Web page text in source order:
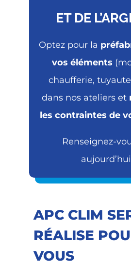
ET DE
Optez pour la
vos éléments
chaufferie,
dans nos ateliers et
les contraintes de
Renseignez-
APC CLIM
RÉALISE
VOUS